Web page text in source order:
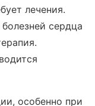
лечения.
сердца
особенно при